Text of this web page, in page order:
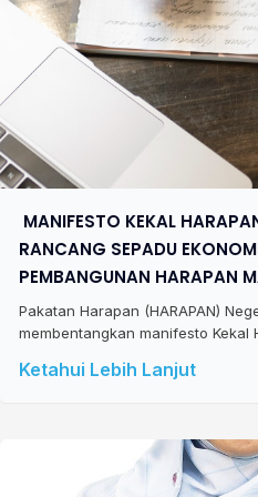
MANIFESTO KEKAL
RANCANG SEPADU
PEMBANGUNAN HARAPAN
Pakatan Harapan (HARAPAN)
membentangkan manifesto Kekal
Ketahui Lebih Lanjut